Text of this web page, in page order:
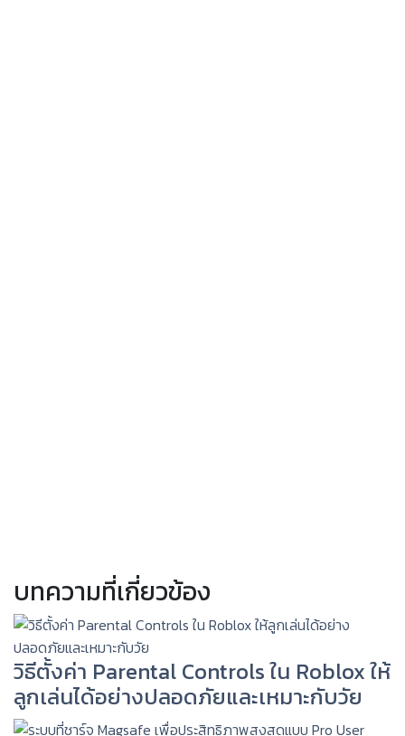
บทความที่เกี่ยวข้อง
วิธีตั้งค่า Parental Controls ใน Roblox ให้
ลูกเล่นได้อย่างปลอดภัยและเหมาะกับวัย